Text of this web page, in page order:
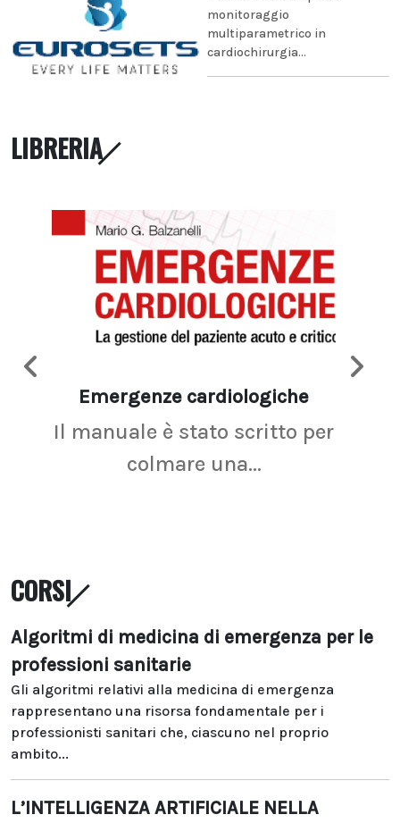
monitoraggio
multiparametrico in
cardiochirurgia...
LIBRERIA
Emergenze cardiologiche
Il manuale è stato scritto per
colmare una...
CORSI
Algoritmi di medicina di emergenza per le
professioni sanitarie
Gli algoritmi relativi alla medicina di emergenza
rappresentano una risorsa fondamentale per i
professionisti sanitari che, ciascuno nel proprio
ambito...
L’INTELLIGENZA ARTIFICIALE NELLA